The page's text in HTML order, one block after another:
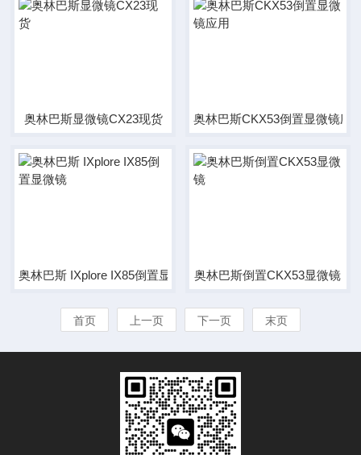
奥林巴斯显微镜CX23现货 奥林巴斯CKX53倒置显微镜应
奥林巴斯 IXplore IX85倒置显微镜奥林巴斯倒置CKX53显微镜
首页 上一页 下一页 末页